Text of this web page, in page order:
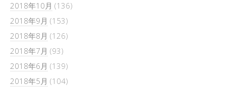
2018年10月 (136)
2018年9月 (153)
2018年8月 (126)
2018年7月 (93)
2018年6月 (139)
2018年5月 (104)